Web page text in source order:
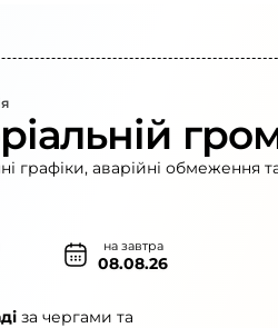
графіки, аварійні обмеження
на завтра
08.08.26
за чергами та